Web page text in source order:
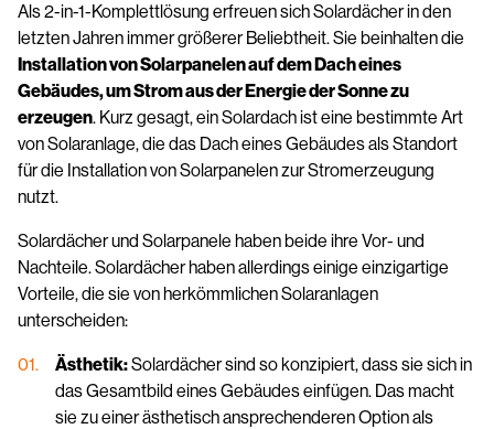
Als 2-in-1-Komplettlösung erfreuen sich Solardächer in den
letzten Jahren immer größerer Beliebtheit. Sie beinhalten die
Installation von Solarpanelen auf dem Dach eines
Gebäudes, um Strom aus der Energie der Sonne zu
erzeugen. Kurz gesagt, ein Solardach ist eine bestimmte Art
von Solaranlage, die das Dach eines Gebäudes als Standort
für die Installation von Solarpanelen zur Stromerzeugung
nutzt.
Solardächer und Solarpanele haben beide ihre Vor- und
Nachteile. Solardächer haben allerdings einige einzigartige
Vorteile, die sie von herkömmlichen Solaranlagen
unterscheiden:
Ästhetik:Solardächer sind so konzipiert, dass sie sich in
das Gesamtbild eines Gebäudes einfügen. Das macht
sie zu einer ästhetisch ansprechenderen Option als